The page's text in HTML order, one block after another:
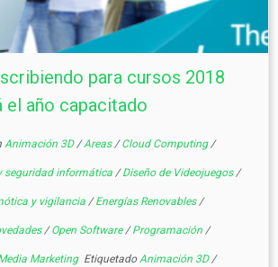
para cursos 2018
el año capacitado
Animación 3D /Areas /Cloud Computing /
seguridad informática /Diseño de Videojuegos /
y vigilancia /Energías Renovables /
/Open Software /Programación /
Marketing Etiquetado Animación 3D /